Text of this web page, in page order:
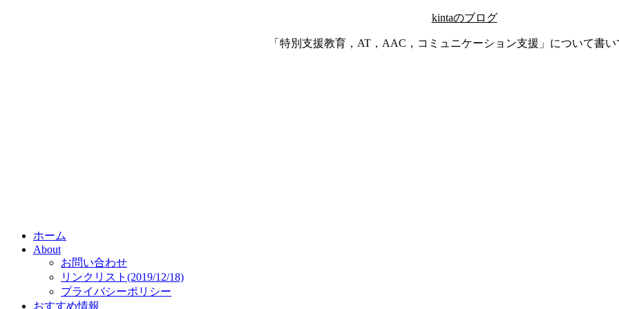
kintaのブログ
「特別支援教育，AT，AAC，コミュニケーション支援」について書
ホーム
About
お問い合わせ
リンクリスト(2019/12/18)
プライバシーポリシー
おすすめ情報